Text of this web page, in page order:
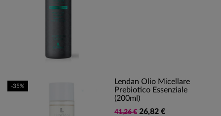
Lendan Olio Micellare
Prebiotico Essenziale
(200ml)
41,26 € 26,82 €
-35%